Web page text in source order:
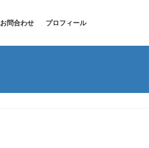
お問合わせ プロフィール